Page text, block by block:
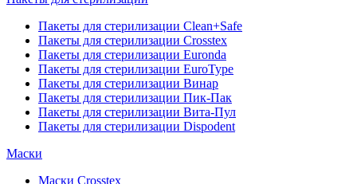
Пакеты для стерилизации Clean+Safe
Пакеты для стерилизации Crosstex
Пакеты для стерилизации Euronda
Пакеты для стерилизации EuroType
Пакеты для стерилизации Винар
Пакеты для стерилизации Пик-Пак
Пакеты для стерилизации Вита-Пул
Пакеты для стерилизации Dispodent
Маски
Маски Crosstex